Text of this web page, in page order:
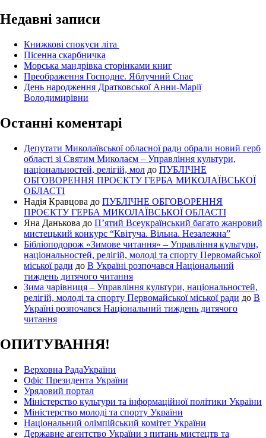
Недавні записи
Книжкові спокуси літа
Пісенна скарбничка
Морська мандрівка сторінками книг
Преображення Господне. Яблучний Спас
День народження Дратковської Анни-Марії
Володимирівни
Останні коментарі
Депутати Миколаївської обласної ради обрали новий герб
області зі Святим Миколаєм – Управління культури,
національностей, релігій, мол до ПУБЛІЧНЕ
ОБГОВОРЕННЯ ПРОЄКТУ ГЕРБА МИКОЛАЇВСЬКОЇ
ОБЛАСТІ
Надія Кравцова до ПУБЛІЧНЕ ОБГОВОРЕННЯ
ПРОЄКТУ ГЕРБА МИКОЛАЇВСЬКОЇ ОБЛАСТІ
Яна Данькова до П’ятий Всеукраїнський багато жанровий
мистецький конкурс “Квітуча. Вільна. Незалежна”
Бібліоподорож «Зимове читання» – Управління культури,
національностей, релігій, молоді та спорту Первомайської
міської ради до В Україні розпочався Національний
тиждень дитячого читання
Зима чарівниця – Управління культури, національностей,
релігій, молоді та спорту Первомайської міської ради до В
Україні розпочався Національний тиждень дитячого
читання
ОПИТУВАННЯ!
Верховна РадаУкраїни
Офіс Президента України
Урядовий портал
Міністерство культури та інформаційної політики України
Міністерство молоді та спорту України
Національний олімпійський комітет України
Державне агентство України з питань мистецтв та